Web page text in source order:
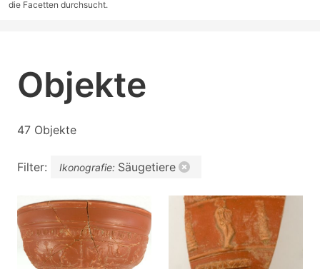
die Facetten durchsucht.
Objekte
47 Objekte
Filter: Ikonografie: Säugetiere